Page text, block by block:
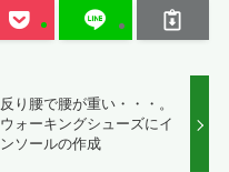
反り腰で腰が重い・・・。
ウォーキングシューズにイ
ンソールの作成